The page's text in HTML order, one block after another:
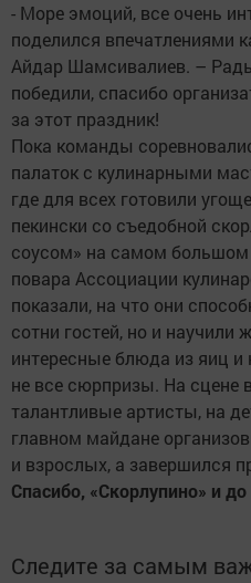
- Море эмоций, все очень
поделился впечатлениями
Айдар Шамсивалиев. –
победили, спасибо
за этот праздник!
Пока команды
палаток с кулинарными
где для всех готовили
пекински со съедобной
соусом» на самом
повара Ассоциации
показали, на что они
сотни гостей, но и
интересные блюда из яиц
не все сюрпризы. На сцене
талантливые артисты, на
главном майдане
и взрослых, а завершился
Спасибо, «Скорлупино» и
Следите за самым